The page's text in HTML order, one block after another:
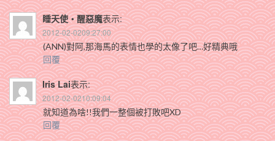
睡天使‧醒惡魔表示:
2012-02-0209:27:00
(ANN)對阿,那海馬的表情也學的太像了吧…好精典哦
回覆
Iris Lai表示:
2012-02-0210:09:04
就知道為啥!!我們一整個被打敗吧XD
回覆